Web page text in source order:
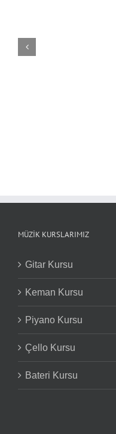
MÜZIK KURSLARIMIZ
Gitar Kursu
Keman Kursu
Piyano Kursu
Çello Kursu
Bateri Kursu